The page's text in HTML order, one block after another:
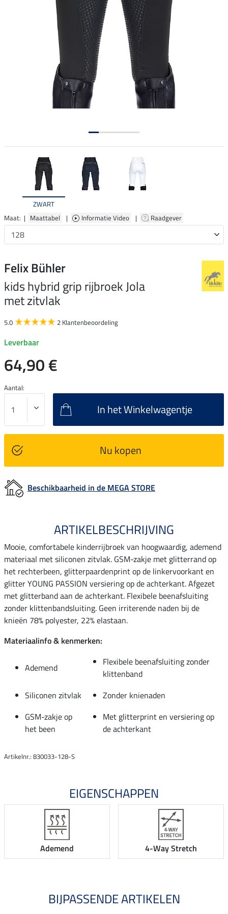
ZWART
Maat: | Maattabel | Informatie Video | Raadgever
Felix Bühler
kids hybrid grip rijbroek Jola
met zitvlak
5.0 2 Klantenbeoordeling
Leverbaar
64,90 €
Aantal:
In het Winkelwagentje
Nu kopen
Beschikbaarheid in de MEGA STORE
ARTIKELBESCHRIJVING
Mooie, comfortabele kinderrijbroek van hoogwaardig, ademend
materiaal met siliconen zitvlak. GSM-zakje met glitterrand op
het rechterbeen, glitterpaardenprint op de linkervoorkant en
glitter YOUNG PASSION versiering op de achterkant. Afgezet
met glitterband aan de achterkant. Flexibele beenafsluiting
zonder klittenbandsluiting. Geen irriterende naden bij de
knieën 78% polyester, 22% elastaan.
Materiaalinfo & kenmerken:
Ademend
Flexibele beenafsluiting zonder
klittenband
Siliconen zitvlak
Zonder knienaden
GSM-zakje op
het been
Met glitterprint en versiering op
de achterkant
Artikelnr.: 830033-128-S
EIGENSCHAPPEN
Ademend 4-Way Stretch
BIJPASSENDE ARTIKELEN